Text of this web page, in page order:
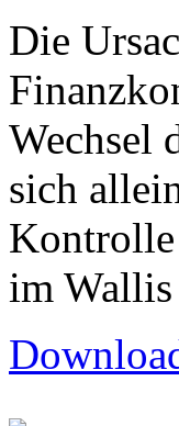
Die
Wechsel
sich
Kontrolle
im